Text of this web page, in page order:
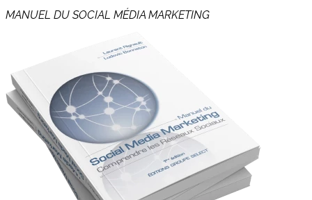
MANUEL DU SOCIAL MÉDIA MARKETING